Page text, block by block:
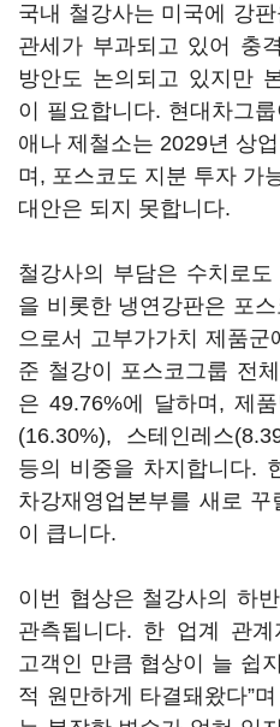
국내 철강사는 미국에 강
관세가 부과되고 있어 충
방안도 논의되고 있지만
이 필요합니다. 현대차그
애나 제철소는 2029년 상
며, 포스코도 지분 투자 가
대안은 되지 못합니다.
철강사의 부담은 수치로
을 비롯한 냉연강판은 포
으로서 고부가가치 제품군
준 철강이 포스코그룹 전
은 49.76%에 달하며, 제
(16.30%), 스테인레스
등의 비중을 차지합니다.
차강재영업본부를 새로
이 큽니다.
이번 협상은 철강사의 하
관측됩니다. 한 업계 관계
고객인 만큼 협상이 늘 쉽
적 원만하게 타결돼왔다”